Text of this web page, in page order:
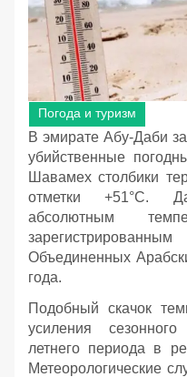
Погода и туризм
В эмирате Абу-Даби
убийственные
Шавамех столбики
отметки +51°C.
абсолютным
Объединенных
года.
Подобный скачок
усиления
летнего периода в
Метеорологические